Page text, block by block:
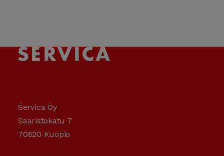
Servica Oy
Saaristokatu 7
70620 Kuopio